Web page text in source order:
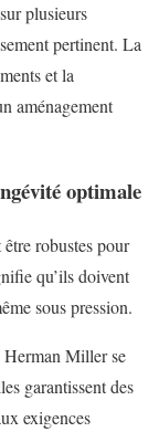
plusieurs
pertinent. La
et la
aménagement
optimale
robustes pour
qu’ils doivent
sous pression.
Herman Miller se
garantissent des
exigences